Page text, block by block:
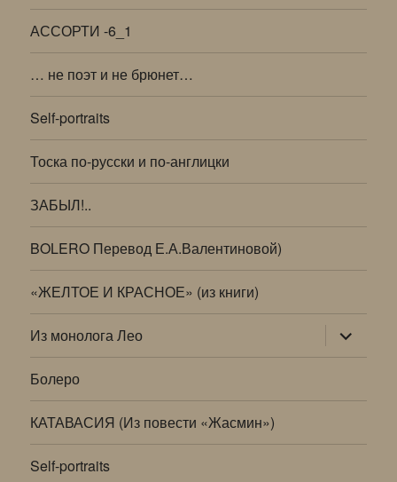
АССОРТИ -6_1
… не поэт и не брюнет…
Self-portraits
Тоска по-русски и по-англицки
ЗАБЫЛ!..
BOLERO Перевод Е.А.Валентиновой)
«ЖЕЛТОЕ И КРАСНОЕ» (из книги)
Из монолога Лео раскрыть
дочернее
меню
Болеро
КАТАВАСИЯ (Из повести «Жасмин»)
Self-portraits